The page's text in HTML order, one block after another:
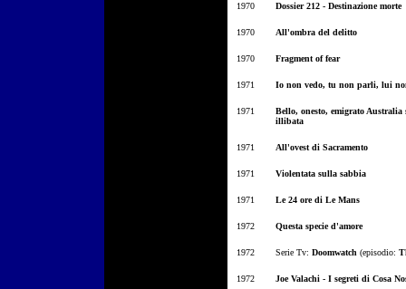
1970 Dossier 212 - Destinazione morte
1970 All'ombra del delitto
1970 Fragment of fear
1971 Io non vedo, tu non parli, lui
1971
Bello, onesto, emigrato Australia
illibata
1971 All'ovest di Sacramento
1971 Violentata sulla sabbia
1971 Le 24 ore di Le Mans
1972 Questa specie d'amore
1972 Serie Tv: Doomwatch (episodio:
1972 Joe Valachi - I segreti di Cosa